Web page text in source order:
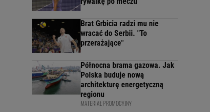
Brat Grbicia radzi mu nie
wracać do Serbii. "To
przerażające"
Północna brama gazowa. Jak
Polska buduje nową
architekturę energetyczną
regionu
MATERIAŁ PROMOCYJNY